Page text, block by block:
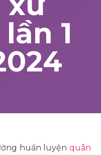
1
huấn luyện quân